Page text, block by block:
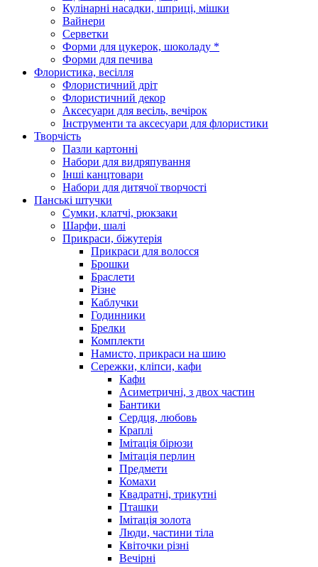
Кулінарні насадки, шприці, мішки
Вайнери
Серветки
Форми для цукерок, шоколаду *
Форми для печива
Флористика, весілля
Флористичний дріт
Флористичний декор
Аксесуари для весіль, вечірок
Інструменти та аксесуари для флористики
Творчість
Пазли картонні
Набори для видряпування
Інші канцтовари
Набори для дитячої творчості
Панські штучки
Сумки, клатчі, рюкзаки
Шарфи, шалі
Прикраси, біжутерія
Прикраси для волосся
Брошки
Браслети
Різне
Каблучки
Годинники
Брелки
Комплекти
Намисто, прикраси на шию
Сережки, кліпси, кафи
Кафи
Асиметричні, з двох частин
Бантики
Сердця, любовь
Краплі
Імітація бірюзи
Імітація перлин
Предмети
Комахи
Квадратні, трикутні
Пташки
Імітація золота
Люди, частини тіла
Квіточки різні
Вечірні